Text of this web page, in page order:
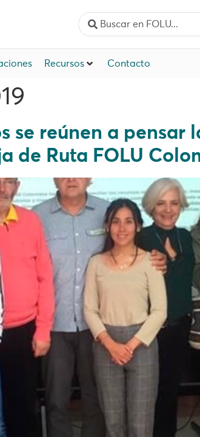
Recursos Contacto
se reúnen a
de Ruta FOLU